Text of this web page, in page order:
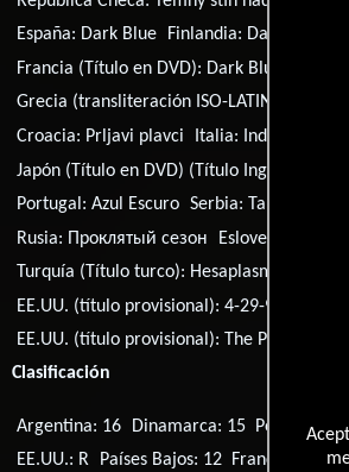
España: Dark Blue Finlandia: Dark Blue
Francia (Título en DVD): Dark Blue
Grecia (transliteración ISO-LATIN-1):
Croacia: Prljavi plavci Italia:
Indagini
Japón (Título en DVD) (Título Inglés):
Portugal:Azul Escuro Serbia: Tamno plava
Rusia: Проклятый сезон Eslovenia:
Turquía (Título turco): Hesaplasma
EE.UU. (título provisional):4-29-92
EE.UU. (título provisional): The Plague
Clasificación
Argentina: 16 Dinamarca: 15 Portugal:
EE.UU.: R
Países Bajos: 12 Francia: U